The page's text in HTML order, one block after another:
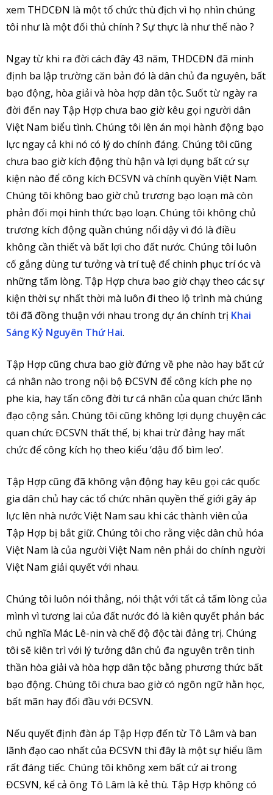
xem THDCĐN là một tổ chức thù địch vì họ nhìn chúng
tôi như là một đối thủ chính ? Sự thực là như thế nào ?
Ngay từ khi ra đời cách đây 43 năm, THDCĐN đã minh
định ba lập trường căn bản đó là dân chủ đa nguyên, bất
bạo động, hòa giải và hòa hợp dân tộc. Suốt từ ngày ra
đời đến nay Tập Hợp chưa bao giờ kêu gọi người dân
Việt Nam biểu tình. Chúng tôi lên án mọi hành động bạo
lực ngay cả khi nó có lý do chính đáng. Chúng tôi cũng
chưa bao giờ kích động thù hận và lợi dụng bất cứ sự
kiện nào để công kích ĐCSVN và chính quyền Việt Nam.
Chúng tôi không bao giờ chủ trương bạo loạn mà còn
phản đối mọi hình thức bạo loạn. Chúng tôi không chủ
trương kích động quần chúng nổi dậy vì đó là điều
không cần thiết và bất lợi cho đất nước. Chúng tôi luôn
cố gắng dùng tư tưởng và trí tuệ để chinh phục trí óc và
những tấm lòng. Tập Hợp chưa bao giờ chạy theo các sự
kiện thời sự nhất thời mà luôn đi theo lộ trình mà chúng
tôi đã đồng thuận với nhau trong dự án chính trị Khai
Sáng Kỷ Nguyên Thứ Hai.
Tập Hợp cũng chưa bao giờ đứng về phe nào hay bất cứ
cá nhân nào trong nội bộ ĐCSVN để công kích phe nọ
phe kia, hay tấn công đời tư cá nhân của quan chức lãnh
đạo cộng sản. Chúng tôi cũng không lợi dụng chuyện các
quan chức ĐCSVN thất thế, bị khai trừ đảng hay mất
chức để công kích họ theo kiểu ‘dậu đổ bìm leo’.
Tập Hợp cũng đã không vận động hay kêu gọi các quốc
gia dân chủ hay các tổ chức nhân quyền thế giới gây áp
lực lên nhà nước Việt Nam sau khi các thành viên của
Tập Hợp bị bắt giữ. Chúng tôi cho rằng việc dân chủ hóa
Việt Nam là của người Việt Nam nên phải do chính người
Việt Nam giải quyết với nhau.
Chúng tôi luôn nói thẳng, nói thật với tất cả tấm lòng của
mình vì tương lai của đất nước đó là kiên quyết phản bác
chủ nghĩa Mác Lê-nin và chế độ độc tài đảng trị. Chúng
tôi sẽ kiên trì với lý tưởng dân chủ đa nguyên trên tinh
thần hòa giải và hòa hợp dân tộc bằng phương thức bất
bạo động. Chúng tôi chưa bao giờ có ngôn ngữ hằn học,
bất mãn hay đối đầu với ĐCSVN.
Nếu quyết định đàn áp Tập Hợp đến từ Tô Lâm và ban
lãnh đạo cao nhất của ĐCSVN thì đây là một sự hiểu lầm
rất đáng tiếc. Chúng tôi không xem bất cứ ai trong
ĐCSVN, kể cả ông Tô Lâm là kẻ thù. Tập Hợp không có